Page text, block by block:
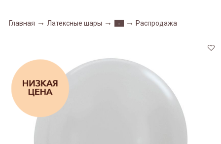
Главная Латексные шары - Распродажа